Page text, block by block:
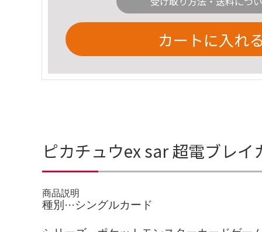
カートに入れる
ピカチュウex sar 超電ブレイ
商品説明
種別···シングルカード